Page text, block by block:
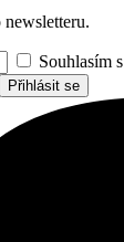
newsletteru.
Souhlasím s